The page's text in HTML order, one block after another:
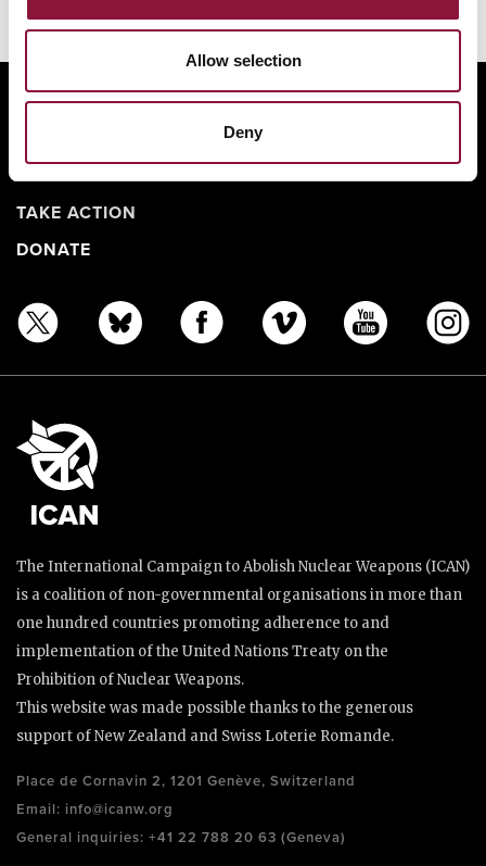
Allow selection
Deny
ABOUT
BANNING NUCLEAR WEAPONS
RESOURCES AND UPDATES
TAKE ACTION
DONATE
The International Campaign to Abolish Nuclear Weapons (ICAN)
is a coalition of non-governmental organisations in more than
one hundred countries promoting adherence to and
implementation of the United Nations Treaty on the
Prohibition of Nuclear Weapons.
This website was made possible thanks to the generous
support of New Zealand and Swiss Loterie Romande.
Place de Cornavin 2, 1201 Genève, Switzerland
Email: info@icanw.org
General inquiries: +41 22 788 20 63 (Geneva)